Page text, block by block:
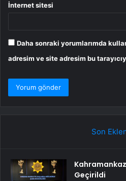
İnternet sitesi
Daha sonraki yorumlarımda
adresim ve site adresim bu
Son
Geçirildi